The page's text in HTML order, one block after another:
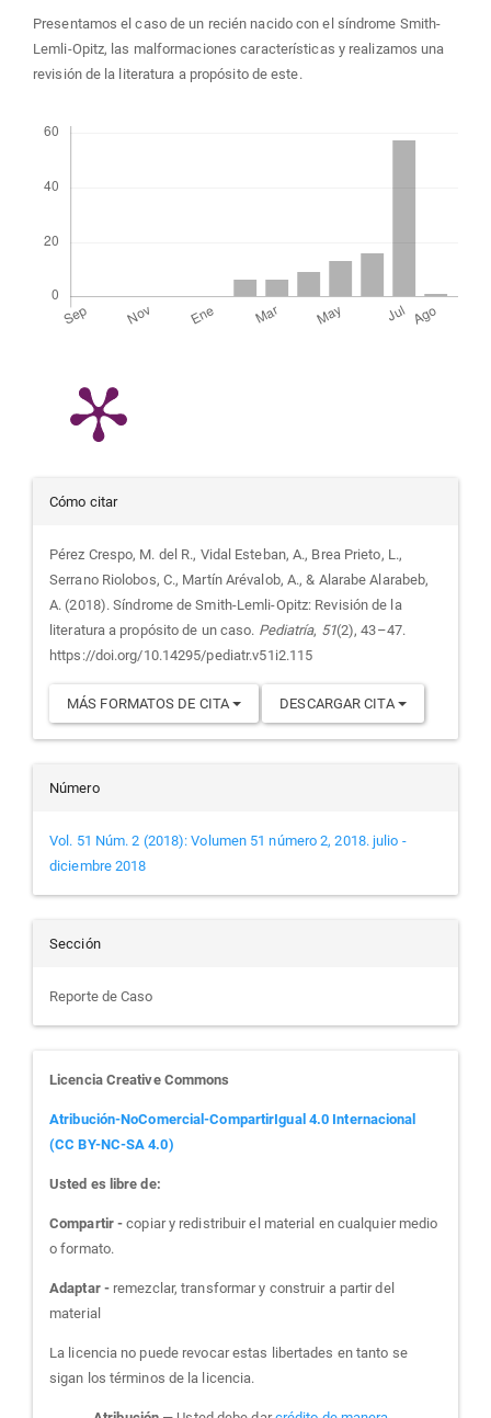
Presentamos el caso de un recién nacido con el síndrome Smith-
Lemli-Opitz, las malformaciones características y realizamos una
revisión de la literatura a propósito de este.
Detalles
del
artículo
Cómo citar
Pérez Crespo, M. del R., Vidal Esteban, A., Brea Prieto, L.,
Serrano Riolobos, C., Martín Arévalob, A., & Alarabe Alarabeb,
A. (2018). Síndrome de Smith-Lemli-Opitz: Revisión de la
literatura a propósito de un caso. Pediatría, 51(2), 43–47.
https://doi.org/10.14295/pediatr.v51i2.115
MÁS FORMATOS DE CITA DESCARGAR CITA
Número
Vol. 51 Núm. 2 (2018): Volumen 51 número 2, 2018. julio -
diciembre 2018
Sección
Reporte de Caso
Licencia Creative Commons
Atribución-NoComercial-CompartirIgual 4.0 Internacional
(CC BY-NC-SA 4.0)
Usted es libre de:
Compartir -copiar y redistribuir el material en cualquier medio
o formato.
Adaptar -remezclar, transformar y construir a partir del
material
La licencia no puede revocar estas libertades en tanto se
sigan los términos de la licencia.